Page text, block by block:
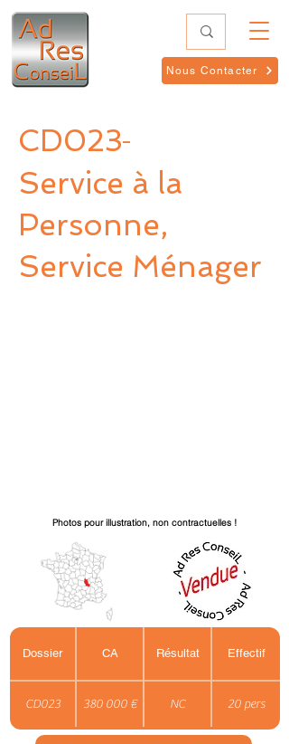
Nous Contacter
CD023-
Service à la
Personne,
Service Ménager
Photos pour illustration, non contractuelles !
Dossier CA Résultat Effectif
CD023 380 000 € NC 20 pers